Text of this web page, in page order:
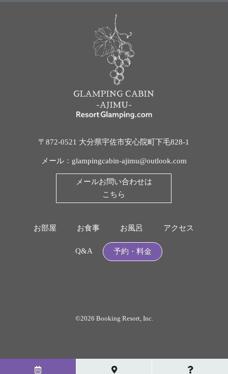
〒872-0521 大分県宇佐市安心院町下毛828-1
メール： glampingcabin-ajimu@outlook.com
メールお問い合わせは
こちら
お部屋 お食事 お風呂 アクセス
Q&A 予約・料金
©2026 Booking Resort, Inc.